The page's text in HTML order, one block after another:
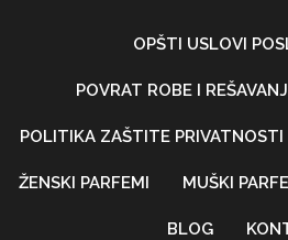
OPŠTI USLOVI
POVRAT ROBE I
POLITIKA ZAŠTITE PRIVATNOSTI
ŽENSKI PARFEMI MUŠKI
BLOG